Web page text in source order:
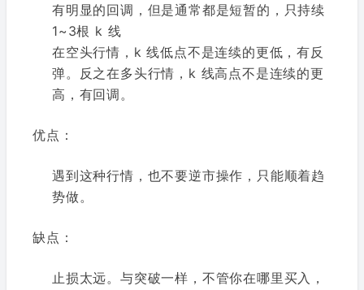
有明显的回调，但是通常都是短暂的，只持续
1~3根 k 线
在空头行情，k 线低点不是连续的更低，有反
弹。反之在多头行情，k 线高点不是连续的更
高，有回调。
优点：
遇到这种行情，也不要逆市操作，只能顺着趋
势做。
缺点：
止损太远。与突破一样，不管你在哪里买入，